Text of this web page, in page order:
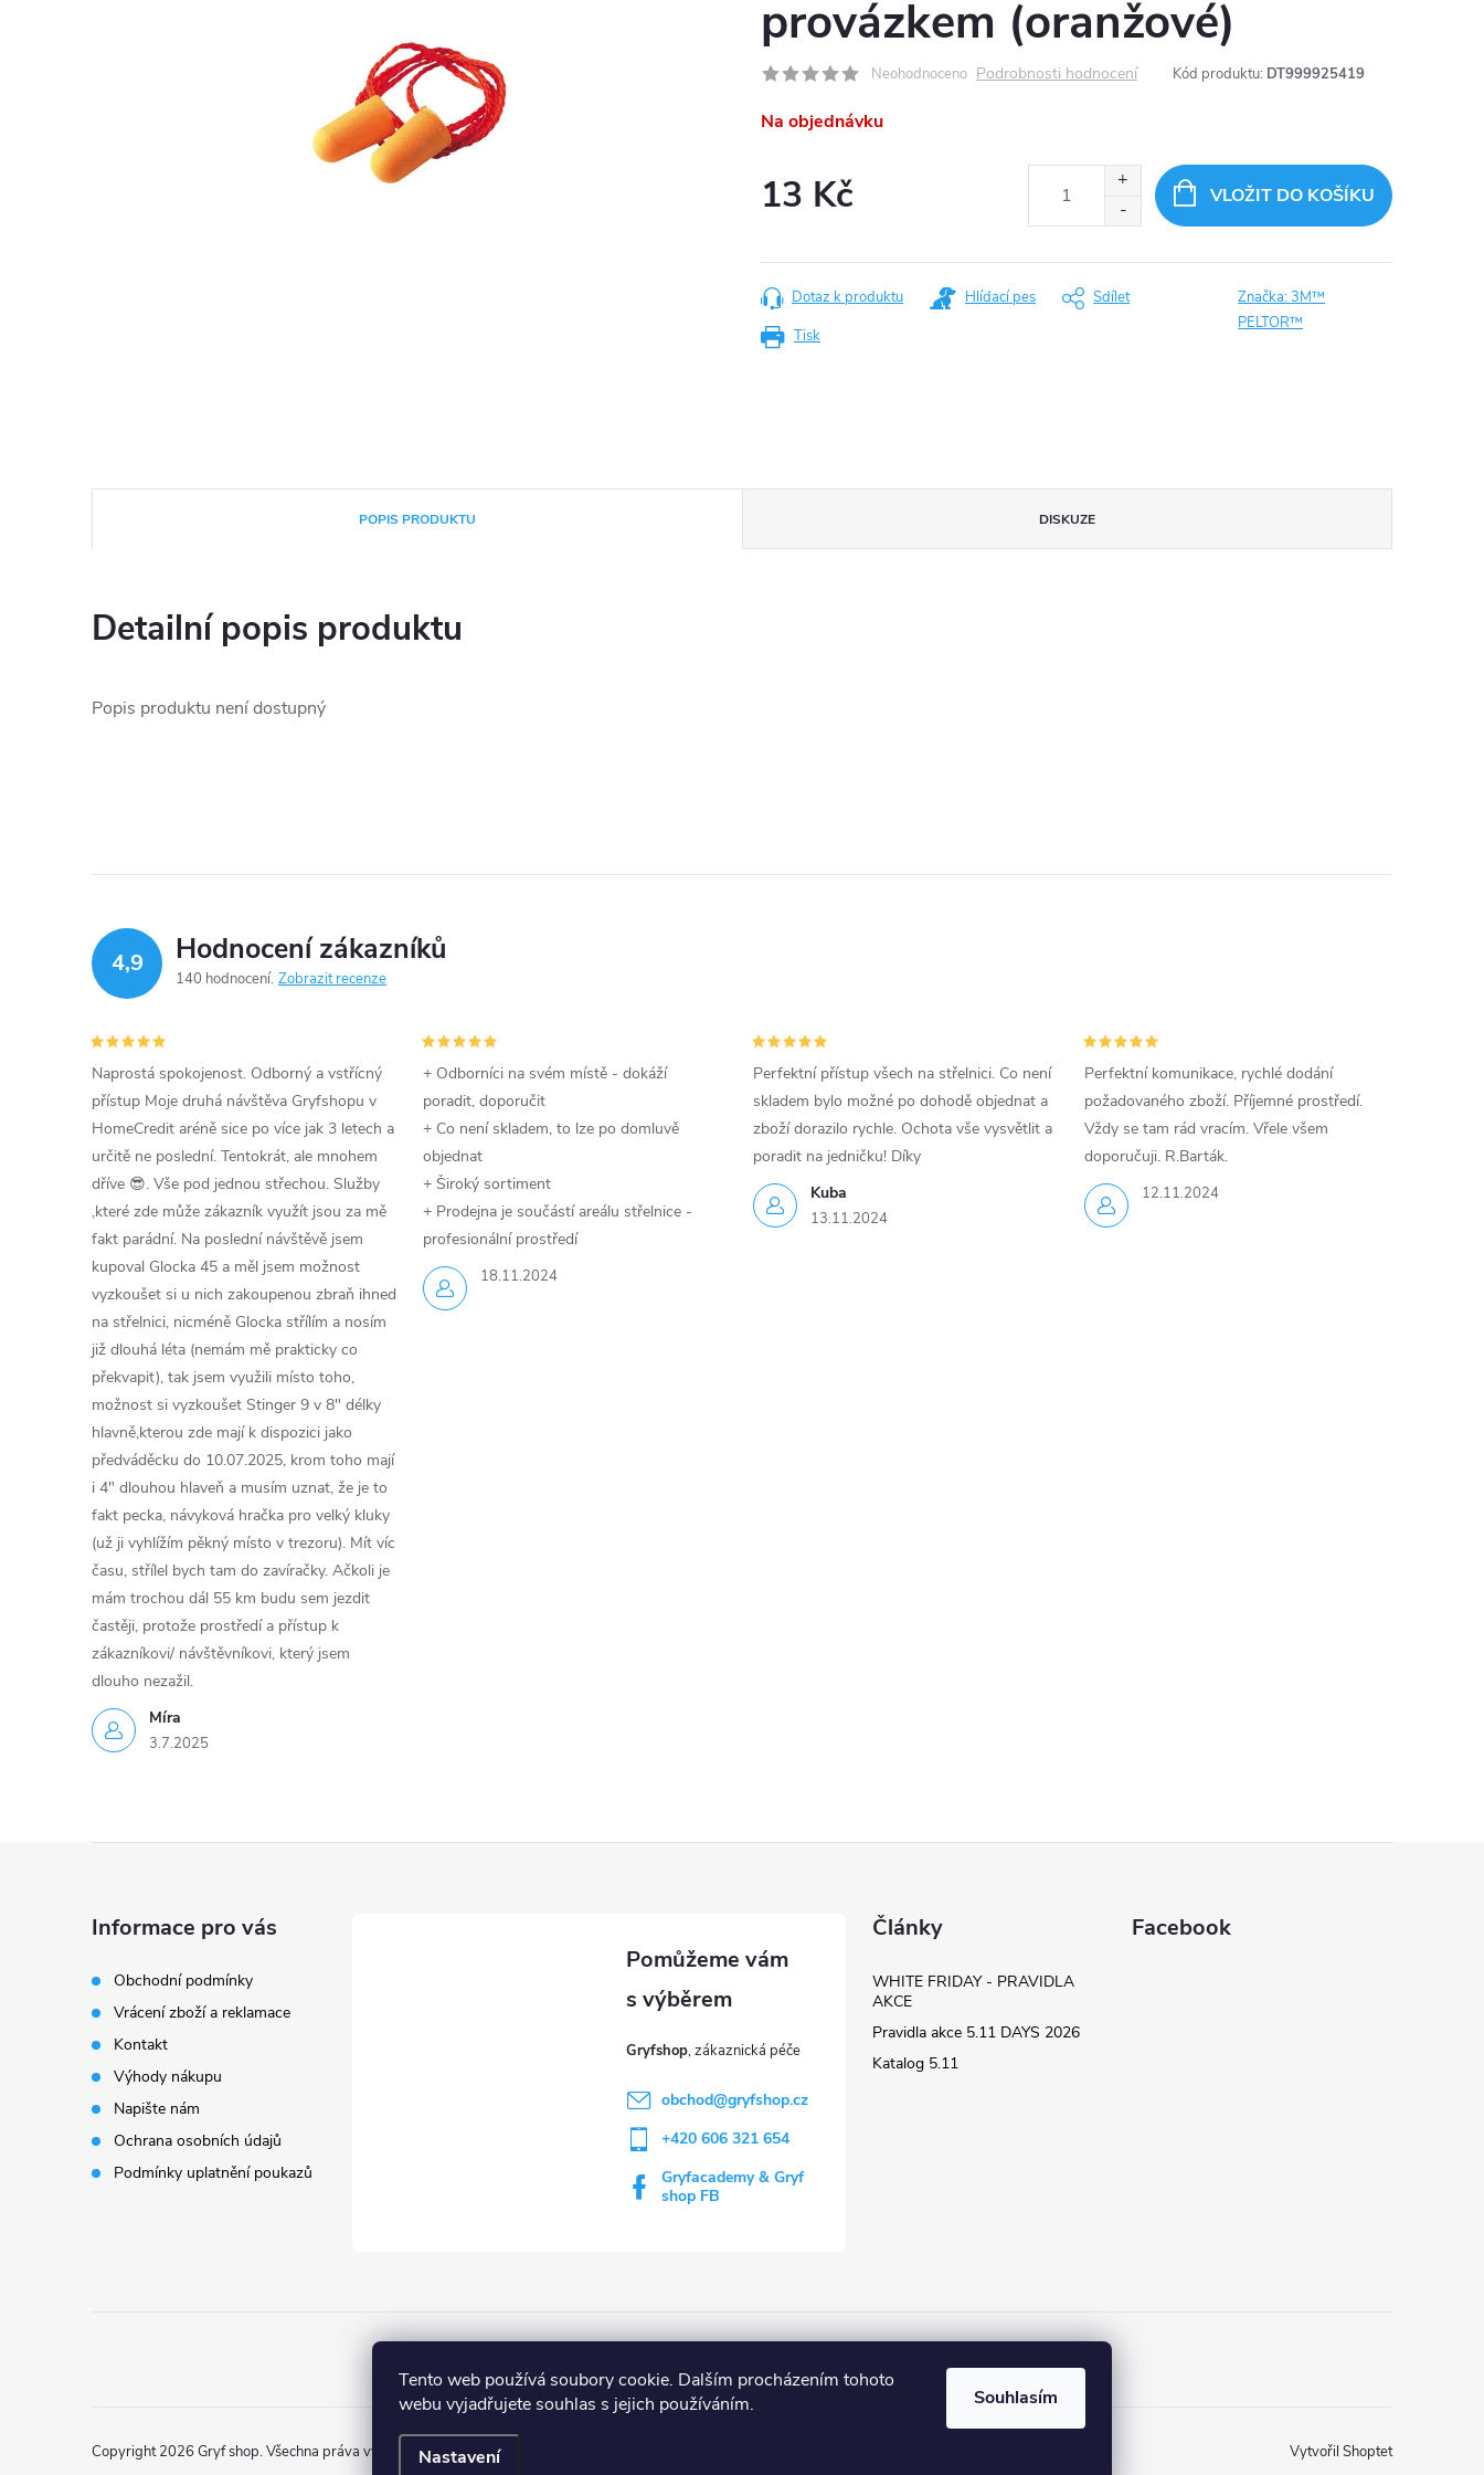
Tento web používá soubory cookie. Dalším procházením tohoto
webu vyjadřujete souhlas s jejich používáním.
Nastavení
Souhlasím
provázkem (oranžové)
Neohodnoceno Podrobnosti hodnocení Kód produktu: DT999925419
Na objednávku
13 Kč VLOŽIT DO KOŠÍKU
Tisk
Dotaz k produktu Hlídací pes Sdílet Značka:3M™
PELTOR™
POPIS PRODUKTU DISKUZE
Detailní popis produktu
Popis produktu není dostupný
4,9 Hodnocení zákazníků
140 hodnocení Zobrazit recenze
Míra
3.7.2025
Naprostá spokojenost. Odborný a vstřícný
přístup Moje druhá návštěva Gryfshopu v
HomeCredit aréně sice po více jak 3 letech a
určitě ne poslední. Tentokrát, ale mnohem
dříve 😎. Vše pod jednou střechou. Služby
,které zde může zákazník využít jsou za mě
fakt parádní. Na poslední návštěvě jsem
kupoval Glocka 45 a měl jsem možnost
vyzkoušet si u nich zakoupenou zbraň ihned
na střelnici, nicméně Glocka střílím a nosím
již dlouhá léta (nemám mě prakticky co
překvapit), tak jsem využili místo toho,
možnost si vyzkoušet Stinger 9 v 8" délky
hlavně,kterou zde mají k dispozici jako
předváděcku do 10.07.2025, krom toho mají
i 4" dlouhou hlaveň a musím uznat, že je to
fakt pecka, návyková hračka pro velký kluky
(už ji vyhlížím pěkný místo v trezoru). Mít víc
času, střílel bych tam do zavíračky. Ačkoli je
mám trochou dál 55 km budu sem jezdit
častěji, protože prostředí a přístup k
zákazníkovi/ návštěvníkovi, který jsem
dlouho nezažil.
18.11.2024
+ Odborníci na svém místě - dokáží
poradit, doporučit
+ Co není skladem, to lze po domluvě
objednat
+ Široký sortiment
+ Prodejna je součástí areálu střelnice -
profesionální prostředí
Kuba
13.11.2024
Perfektní přístup všech na střelnici. Co není
skladem bylo možné po dohodě objednat a
zboží dorazilo rychle. Ochota vše vysvětlit a
poradit na jedničku! Díky
12.11.2024
Perfektní komunikace, rychlé dodání
požadovaného zboží. Příjemné prostředí.
Vždy se tam rád vracím. Vřele všem
doporučuji. R.Barták.
Informace pro vás
Obchodní podmínky
Vrácení zboží a reklamace
Kontakt
Výhody nákupu
Napište nám
Ochrana osobních údajů
Podmínky uplatnění poukazů
Gryfshop
obchod@gryfshop.cz
+420 606 321 654
Gryfacademy & Gryf
shop FB
Články
WHITE FRIDAY - PRAVIDLA
AKCE
Pravidla akce 5.11 DAYS 2026
Katalog 5.11
Facebook
Vytvořil Shoptet
Copyright 2026 Gryf shop. Všechna práva vyhrazena.